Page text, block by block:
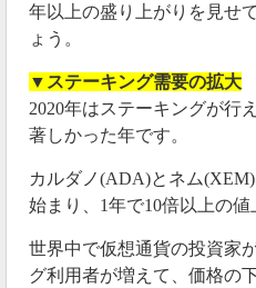
年以上の盛り上がりを見せ
ょう。
▼ステーキング需要の拡大
2020年はステーキングが行
著しかった年です。
カルダノ(ADA)とネム
始まり、1年で10倍以上の値
世界中で仮想通貨の投資家
グ利用者が増えて、価格の